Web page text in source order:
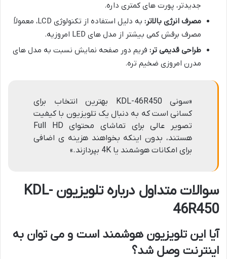
جدیدتر، پورت های کمتری داره.
مصرف انرژی بالاتر:
به دلیل استفاده از تکنولوژی LCD، معمولاً
مصرف برقش کمی بیشتر از مدل های LED امروزیه.
طراحی قدیمی تر: فریم دور صفحه نمایش نسبت به مدل های
مدرن امروزی ضخیم تره.
«سونی KDL-46R450 بهترین انتخاب برای
کسانی است که به دنبال یک تلویزیون با کیفیت
تصویر عالی برای تماشای محتوای Full HD
هستند، بدون اینکه بخواهند هزینه ی اضافی
برای امکانات هوشمند یا 4K بپردازند.»
سوالات متداول درباره تلویزیون KDL-
46R450
آیا این تلویزیون هوشمند است و می توان به
اینترنت وصل شد؟